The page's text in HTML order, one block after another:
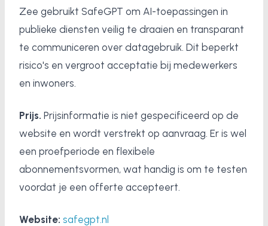
Zee gebruikt SafeGPT om AI-toepassingen in
publieke diensten veilig te draaien en transparant
te communiceren over datagebruik. Dit beperkt
risico's en vergroot acceptatie bij medewerkers
en inwoners.
Prijs. Prijsinformatie is niet gespecificeerd op de
website en wordt verstrekt op aanvraag. Er is wel
een proefperiode en flexibele
abonnementsvormen, wat handig is om te testen
voordat je een offerte accepteert.
Website: safegpt.nl